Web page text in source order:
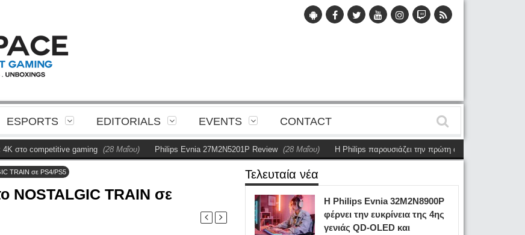
ESPORTS EDITORIALS EVENTS CONTACT
competitive gaming (28 Μαΐου) Philips Evnia 27M2N5201P Review (28 Μαΐου) Η Philips παρουσιάζει την πρώτη αυτόνομη dual-sided οθόνη
TRAIN σε PS4/PS5
NOSTALGIC TRAIN σε
Τελευταία νέα
Η Philips Evnia 32M2N8900P
φέρνει την ευκρίνεια της 4ης
γενιάς QD-OLED και